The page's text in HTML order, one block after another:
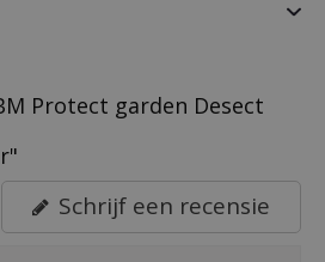
Protect garden Desect
Schrijf een recensie